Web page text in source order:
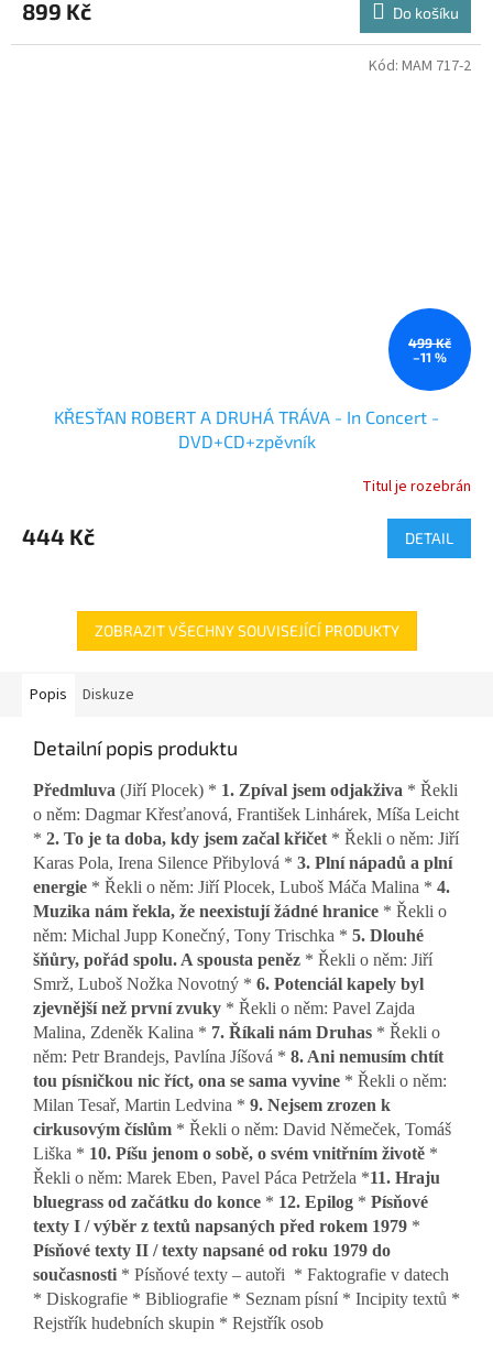
899 Kč Do košíku
499 Kč
–11 %
KŘESŤAN ROBERT A DRUHÁ TRÁVA - In Concert -
DVD+CD+zpěvník
Titul je rozebrán
444 Kč DETAIL
Kód: MAM 717-2
ZOBRAZIT VŠECHNY SOUVISEJÍCÍ PRODUKTY
Popis Diskuze
Detailní popis produktu
Předmluva (Jiří Plocek) * 1. Zpíval jsem odjakživa * Řekli
o něm: Dagmar Křesťanová, František Linhárek, Míša Leicht
* 2. To je ta doba, kdy jsem začal křičet * Řekli o něm: Jiří
Karas Pola, Irena Silence Přibylová * 3. Plní nápadů a plní
energie * Řekli o něm: Jiří Plocek, Luboš Máča Malina * 4.
Muzika nám řekla, že neexistují žádné hranice * Řekli o
něm: Michal Jupp Konečný, Tony Trischka * 5. Dlouhé
šňůry, pořád spolu. A spousta peněz * Řekli o něm: Jiří
Smrž, Luboš Nožka Novotný * 6. Potenciál kapely byl
zjevnější než první zvuky * Řekli o něm: Pavel Zajda
Malina, Zdeněk Kalina * 7. Říkali nám Druhas * Řekli o
něm: Petr Brandejs, Pavlína Jíšová * 8. Ani nemusím chtít
tou písničkou nic říct, ona se sama vyvine * Řekli o něm:
Milan Tesař, Martin Ledvina * 9. Nejsem zrozen k
cirkusovým číslům * Řekli o něm: David Němeček, Tomáš
Liška * 10. Píšu jenom o sobě, o svém vnitřním životě *
Řekli o něm: Marek Eben, Pavel Páca Petržela *11. Hraju
bluegrass od začátku do konce * 12. Epilog * Písňové
texty I / výběr z textů napsaných před rokem 1979 *
Písňové texty II / texty napsané od roku 1979 do
současnosti * Písňové texty – autoři * Faktografie v datech
* Diskografie * Bibliografie * Seznam písní * Incipity textů *
Rejstřík hudebních skupin * Rejstřík osob